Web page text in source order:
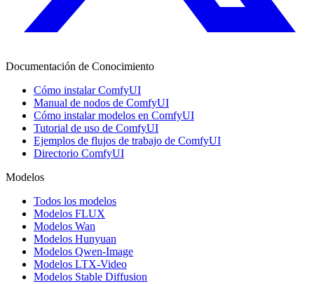
Documentación de Conocimiento
Cómo instalar ComfyUI
Manual de nodos de ComfyUI
Cómo instalar modelos en ComfyUI
Tutorial de uso de ComfyUI
Ejemplos de flujos de trabajo de ComfyUI
Directorio ComfyUI
Modelos
Todos los modelos
Modelos FLUX
Modelos Wan
Modelos Hunyuan
Modelos Qwen-Image
Modelos LTX-Video
Modelos Stable Diffusion